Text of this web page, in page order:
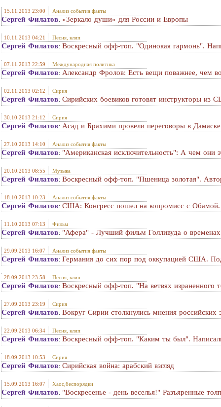
15.11.2013 23:00 Анализ события факты
Сергей Филатов: «Зеркало души» для России и Европы
10.11.2013 04:21 Песня, клип
Сергей Филатов: Воскресный офф-топ. "Одинокая гармонь".
07.11.2013 22:59 Международная политика
Сергей Филатов: Александр Фролов: Есть вещи поважнее, чем
02.11.2013 02:12 Сирия
Сергей Филатов: Сирийских боевиков готовят инструкторы из
30.10.2013 21:12 Сирия
Сергей Филатов: Асад и Брахими провели переговоры в Дамаске
27.10.2013 14:10 Анализ события факты
Сергей Филатов: "Американская исключительность": А чем они
20.10.2013 08:55 Музыка
Сергей Филатов: Воскресный офф-топ. "Пшеница золотая".
18.10.2013 10:23 Анализ события факты
Сергей Филатов: США: Конгресс пошел на копромисс с Обамой.
11.10.2013 07:13 Фильм
Сергей Филатов: "Афера" - Лучший фильм Голливуда о
29.09.2013 16:07 Анализ события факты
Сергей Филатов: Германия до сих пор под оккупацией США.
28.09.2013 23:58 Песня, клип
Сергей Филатов: Воскресный офф-топ. "На ветвях
27.09.2013 23:19 Сирия
Сергей Филатов: Вокруг Сирии столкнулись мнения российских
22.09.2013 06:34 Песня, клип
Сергей Филатов: Воскресный офф-топ. "Каким ты был".
18.09.2013 10:53 Сирия
Сергей Филатов: Сирийская война: арабский взгляд
15.09.2013 16:07 Хаос,беспорядки
Сергей Филатов: "Воскресенье - день веселья!" Разъяренные